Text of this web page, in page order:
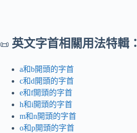
📜 英文字首相關用法特輯：
a和b開頭的字首
c和d開頭的字首
e和f開頭的字首
h和i開頭的字首
m和n開頭的字首
o和p開頭的字首